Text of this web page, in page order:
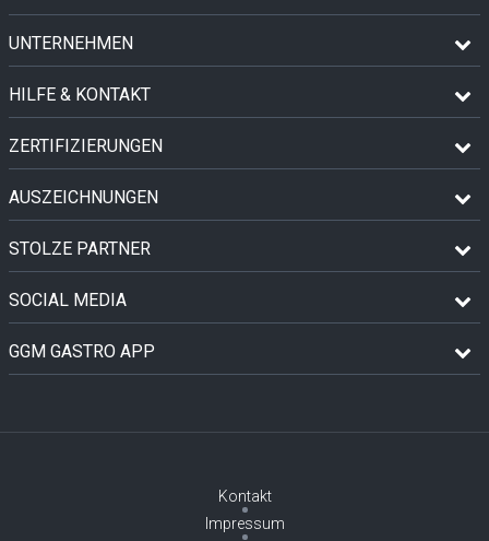
UNTERNEHMEN
HILFE & KONTAKT
ZERTIFIZIERUNGEN
AUSZEICHNUNGEN
STOLZE PARTNER
SOCIAL MEDIA
GGM GASTRO APP
Kontakt
Impressum